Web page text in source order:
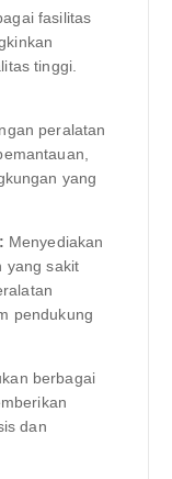
fasilitas
tinggi.
peralatan
yang
Menyediakan
yang sakit
pendukung
berbagai
dan